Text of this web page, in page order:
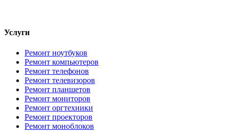
Услуги
Ремонт ноутбуков
Ремонт компьютеров
Ремонт телефонов
Ремонт телевизоров
Ремонт планшетов
Ремонт мониторов
Ремонт оргтехники
Ремонт проекторов
Ремонт моноблоков